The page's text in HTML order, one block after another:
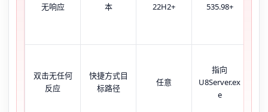
无响应
本
22H2+
535.98+
双击无任何
反应
快捷方式目
标路径
任意
指向
U8Server.ex
e